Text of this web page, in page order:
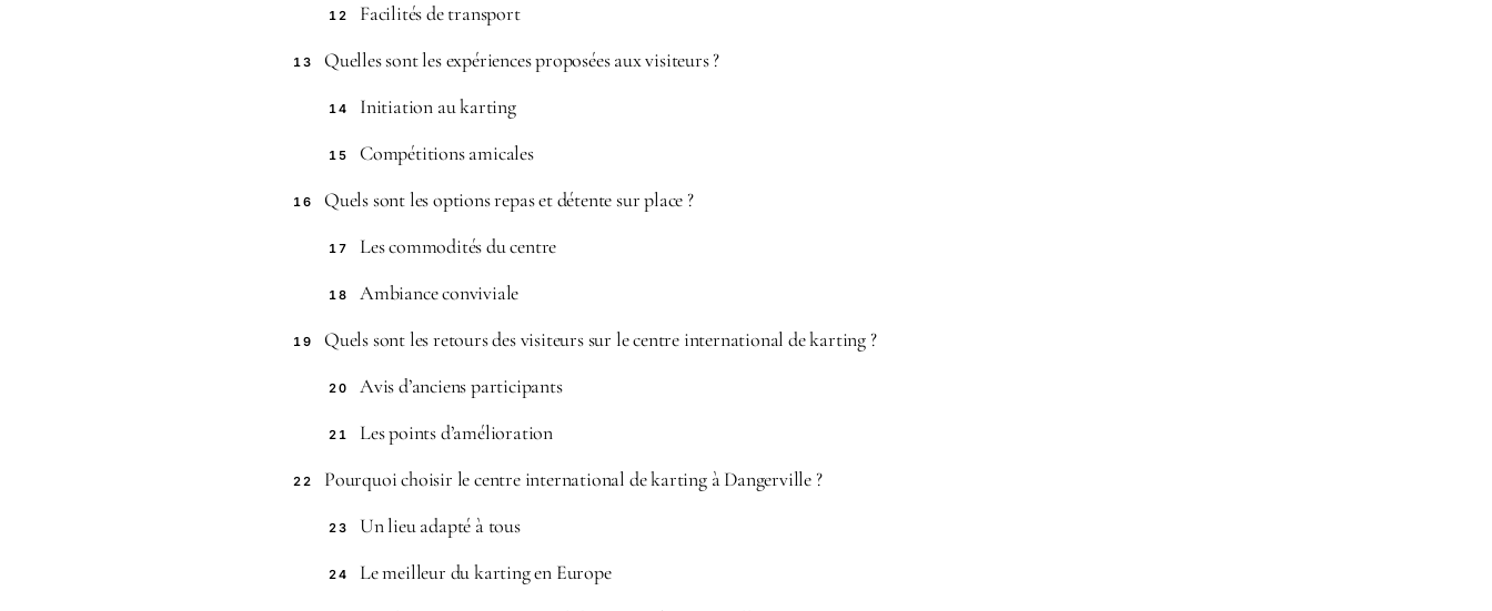
12 Facilités de transport
13 Quelles sont les expériences proposées aux visiteurs ?
14 Initiation au karting
15 Compétitions amicales
16 Quels sont les options repas et détente sur place ?
17 Les commodités du centre
18 Ambiance conviviale
19 Quels sont les retours des visiteurs sur le centre international de karting ?
20 Avis d’anciens participants
21 Les points d’amélioration
22 Pourquoi choisir le centre international de karting à Dangerville ?
23 Un lieu adapté à tous
24 Le meilleur du karting en Europe